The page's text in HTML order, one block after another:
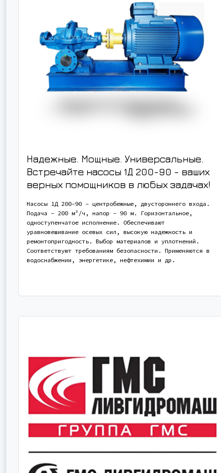
Надежные. Мощные. Универсальные.
Встречайте насосы 1Д 200-90 - ваших
верных помощников в любых задачах!
Насосы 1Д 200-90 - центробежные, двустороннего входа.
Подача - 200 м³/ч, напор - 90 м. Горизонтальное,
одноступенчатое исполнение. Обеспечивают
уравновешивание осевых сил, высокую надежность и
ремонтопригодность. Выбор материалов и уплотнений.
Соответствуют требованиям безопасности. Применяются в
водоснабжении, энергетике, нефтехимии и др.